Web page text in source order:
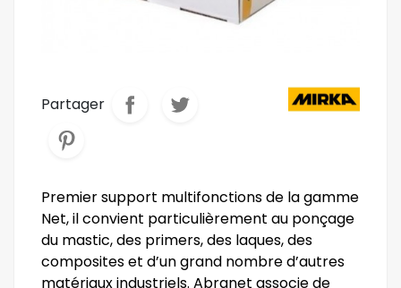
Partager
Premier support multifonctions de la gamme
Net, il convient particulièrement au ponçage
du mastic, des primers, des laques, des
composites et d’un grand nombre d’autres
matériaux industriels. Abranet associe de